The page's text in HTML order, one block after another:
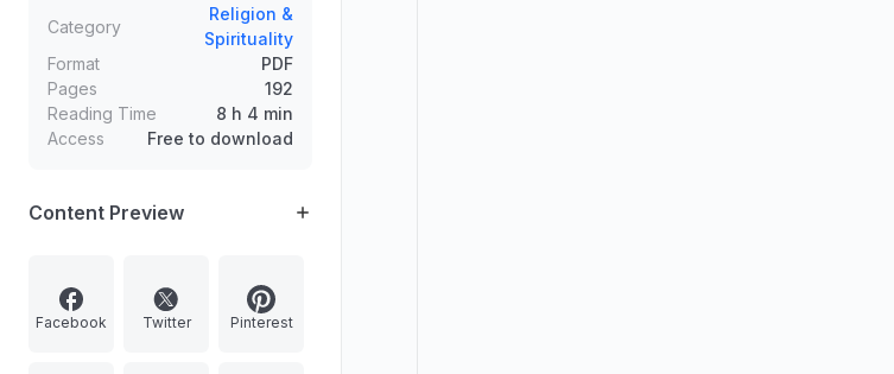
Category
Religion &
Spirituality
Format
PDF
Pages
192
Reading Time
8 h 4 min
Access
Free to download
Content Preview
Facebook Twitter Pinterest